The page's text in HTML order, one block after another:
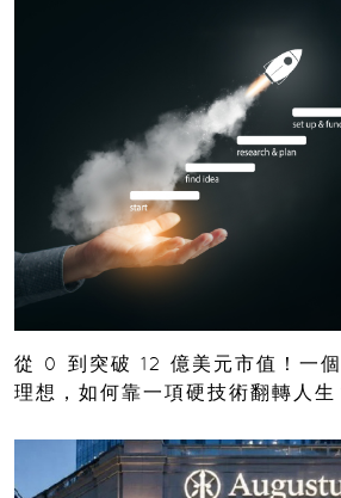
從 0 到突破 12 億美元市值！一
理想，如何靠一項硬技術翻轉人生